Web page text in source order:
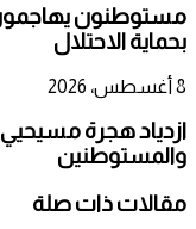
مستوطنون
بحماية الاحتلال
8 أغسطس، 2026
ازدياد هجرة
والمستوطنين
مقالات ذات صلة